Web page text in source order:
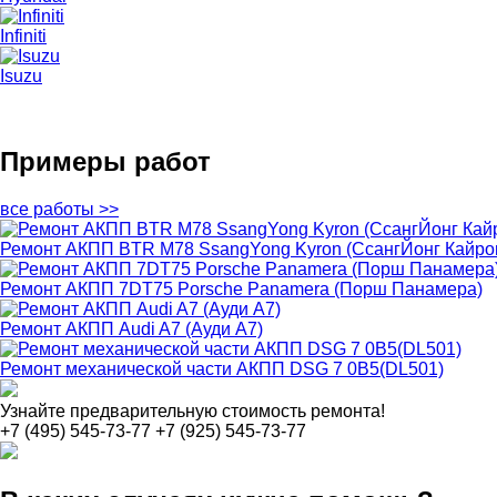
Infiniti
Isuzu
Примеры работ
все работы >>
Ремонт АКПП BTR M78 SsangYong Kyron (СсангЙонг
Ремонт АКПП 7DT75 Porsche Panamerа (Порш Панамера)
Ремонт АКПП Audi A7 (Ауди А7)
Ремонт механической части АКПП DSG 7 0B5(DL501)
Узнайте предварительную стоимость ремонта!
+7 (495) 545-73-77 +7 (925) 545-73-77